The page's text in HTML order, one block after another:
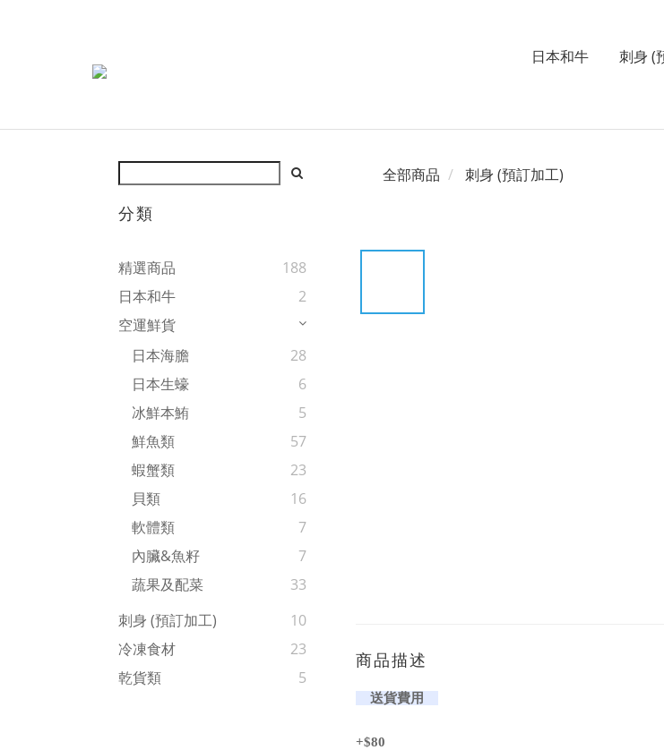
日本和牛 刺身 (
分類
精選商品
188
日本和牛
2
空運鮮貨
日本海膽
28
日本生蠔
6
冰鮮本鮪
5
鮮魚類
57
蝦蟹類
23
貝類
16
軟體類
7
內臟&魚籽
7
蔬果及配菜
33
刺身 (預訂加工)
10
冷凍食材
23
乾貨類
5
全部商品 刺身 (預訂加工)
商品描述
送貨費用
+$80